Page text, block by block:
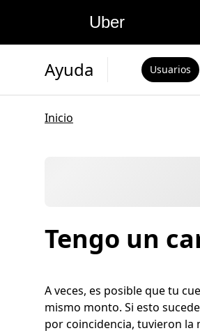
Uber
Ayuda Usuarios
Inicio
Tengo un
A veces, es posible que tu
mismo monto. Si esto
por coincidencia, tuvieron la